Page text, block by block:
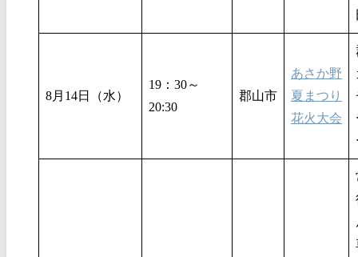
8月14日（水）
19：30～
20:30
郡山市
あさか野
夏まつり
花火大会